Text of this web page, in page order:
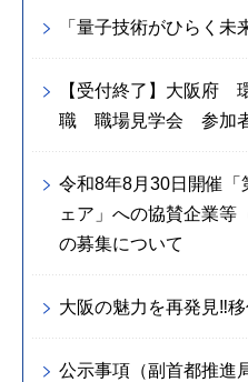
「量子技術がひらく未
【受付終了】大阪府
職 職場見学会 参加者
令和8年8月30日開催「
ェア」への協賛企業等
の募集について
大阪の魅力を再発見‼
公示事項（副首都推進